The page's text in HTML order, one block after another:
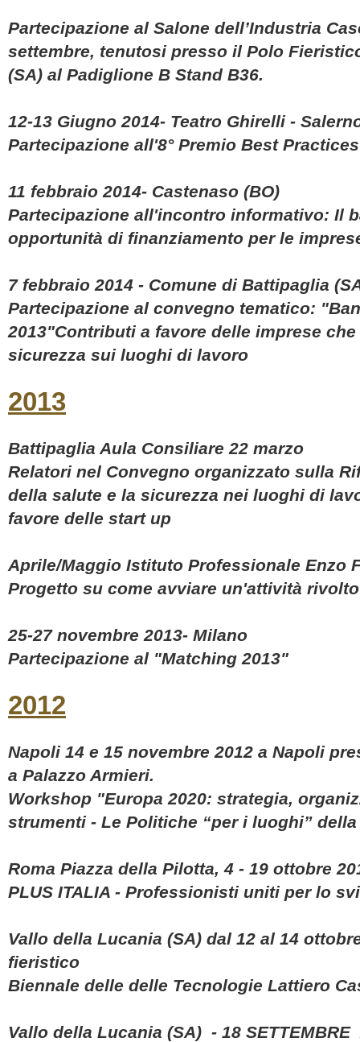
Partecipazione al Salone dell’Industria
settembre, tenutosi presso il Polo
(SA) al Padiglione B Stand B36.
12-13 Giugno 2014- Teatro Ghirelli -
Partecipazione all'8° Premio Best Practices
11 febbraio 2014- Castenaso (BO)
Partecipazione all'incontro informativo: Il
opportunità di finanziamento per le
7 febbraio 2014 - Comune di Battipaglia
Partecipazione al convegno tematico:
2013"Contributi a favore delle imprese
sicurezza sui luoghi di lavoro
2013
Battipaglia Aula Consiliare 22 marzo
Relatori nel Convegno organizzato sulla
della salute e la sicurezza nei luoghi di
favore delle start up
Aprile/Maggio Istituto Professionale Enzo
Progetto su come avviare un'attività
25-27 novembre 2013- Milano
Partecipazione al
2012
Napoli 14 e 15 novembre 2012 a Napoli
a Palazzo Armieri.
Workshop "Europa 2020: strategia,
strumenti - Le Politiche “per i luoghi”
Roma Piazza della Pilotta, 4 - 19 ottobre
PLUS ITALIA - Professionisti uniti per lo
Vallo della Lucania (SA) dal 12 al 14
fieristico
Biennale delle delle Tecnologie Lattiero
Vallo della Lucania (SA) - 18 SETTEMBRE